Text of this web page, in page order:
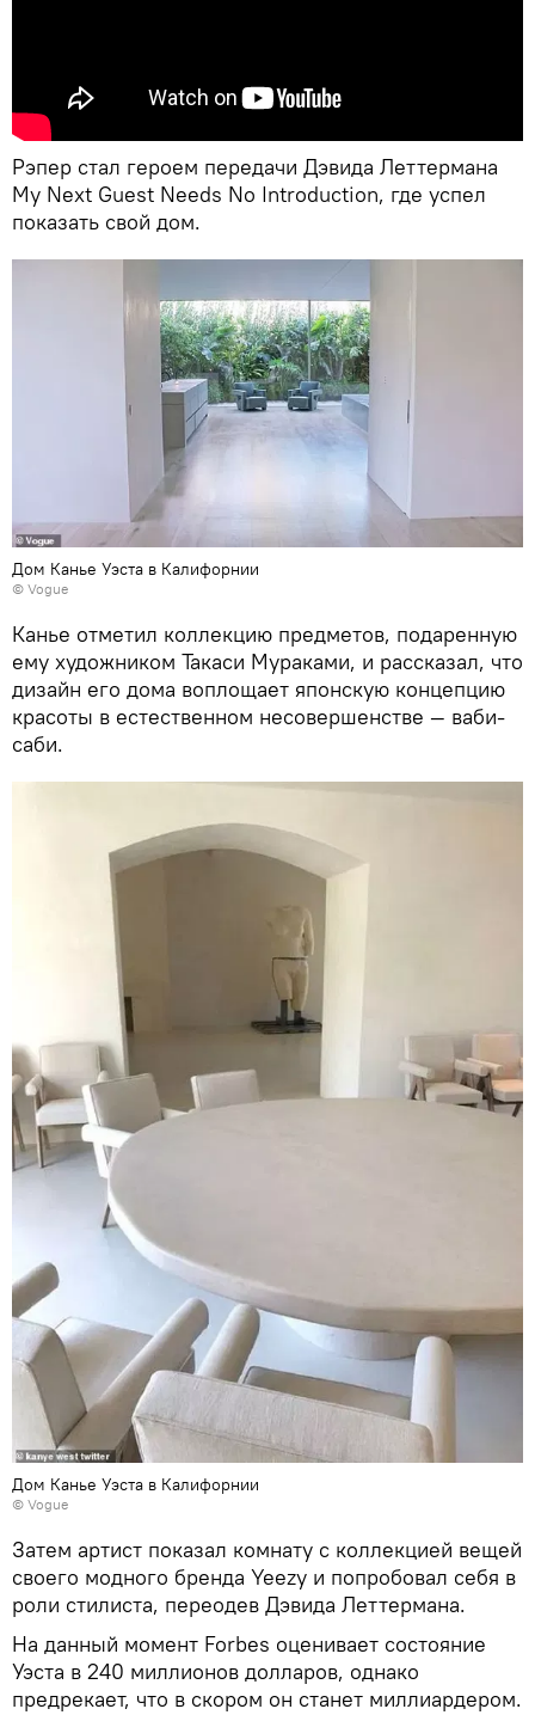
Рэпер стал героем передачи Дэвида Леттермана
My Next Guest Needs No Introduction, где успел
показать свой дом.
Дом Канье Уэста в Калифорнии
© Vogue
Канье отметил коллекцию предметов, подаренную
ему художником Такаси Мураками, и рассказал, что
дизайн его дома воплощает японскую концепцию
красоты в естественном несовершенстве — ваби-
саби.
Дом Канье Уэста в Калифорнии
© Vogue
Затем артист показал комнату с коллекцией вещей
своего модного бренда Yeezy и попробовал себя в
роли стилиста, переодев Дэвида Леттермана.
На данный момент Forbes оценивает состояние
Уэста в 240 миллионов долларов, однако
предрекает, что в скором он станет миллиардером.